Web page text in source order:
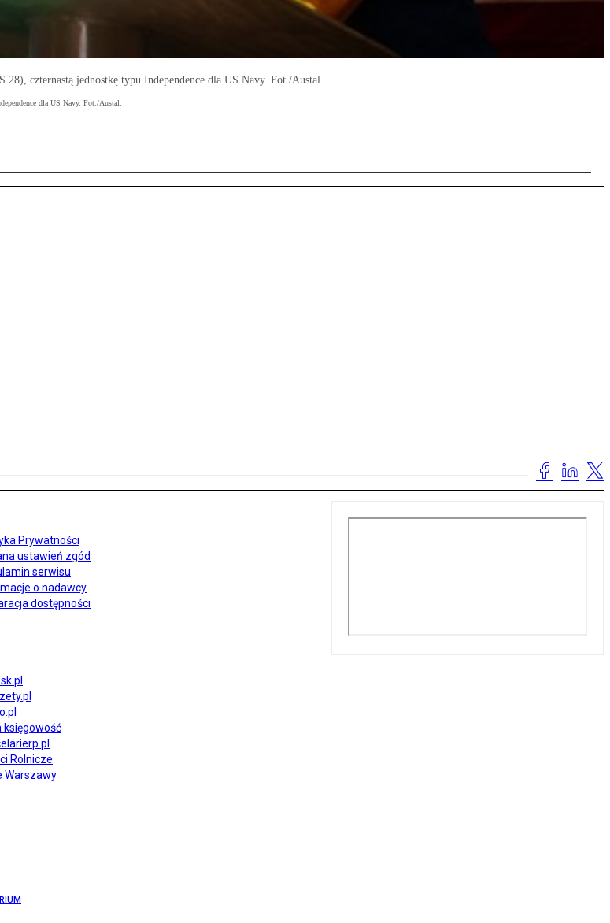
28), czternastą jednostkę typu Independence dla US Navy. Fot./Austal.
dla US Navy. Fot./Austal.
Prywatności
ustawień zgód
serwisu
o nadawcy
dostępności
księgowość
Rolnicze
Warszawy